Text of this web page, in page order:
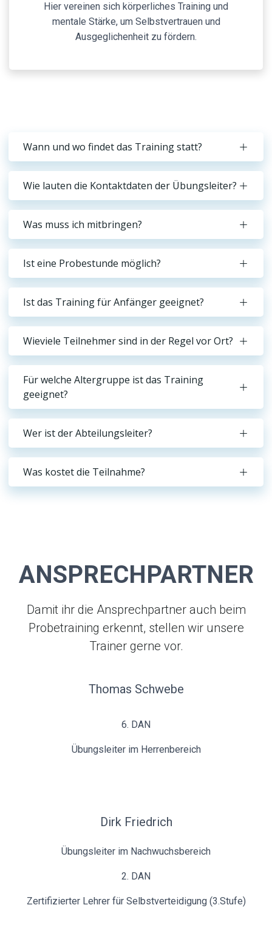
Hier vereinen sich körperliches Training und
mentale Stärke, um Selbstvertrauen und
Ausgeglichenheit zu fördern.
Wann und wo findet das Training statt?
Wie lauten die Kontaktdaten der Übungsleiter?
Was muss ich mitbringen?
Ist eine Probestunde möglich?
Ist das Training für Anfänger geeignet?
Wieviele Teilnehmer sind in der Regel vor Ort?
Für welche Altergruppe ist das Training
geeignet?
Wer ist der Abteilungsleiter?
Was kostet die Teilnahme?
ANSPRECHPARTNER
Damit ihr die Ansprechpartner auch beim
Probetraining erkennt, stellen wir unsere
Trainer gerne vor.
Thomas Schwebe
6. DAN
Übungsleiter im Herrenbereich
Dirk Friedrich
Übungsleiter im Nachwuchsbereich
2. DAN
Zertifizierter Lehrer für Selbstverteidigung (3.Stufe)